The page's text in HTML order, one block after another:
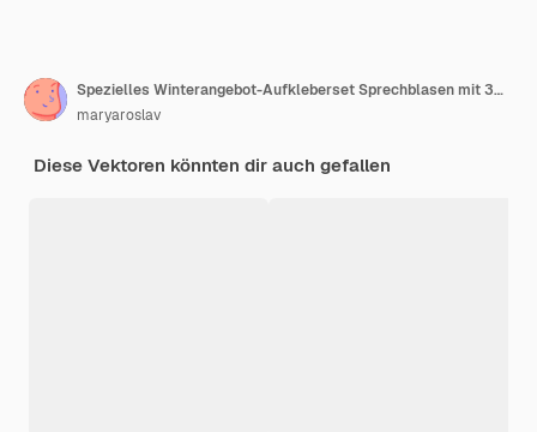
Spezielles Winterangebot-Aufkleberset Sprechblasen mit 3D-Schneeflocken-Werbeetiketten
maryaroslav
Diese Vektoren könnten dir auch gefallen